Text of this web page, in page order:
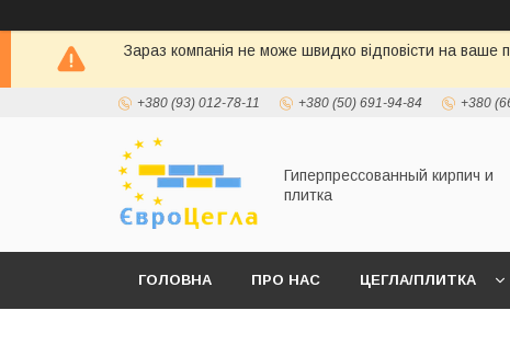
Зараз компанія не може швидко відповісти на ваше
+380 (93) 012-78-11 +380 (50) 691-94-84 +380
Гиперпрессованный кирпич и
плитка
ГОЛОВНА ПРО НАС ЦЕГЛА/ПЛИТКА